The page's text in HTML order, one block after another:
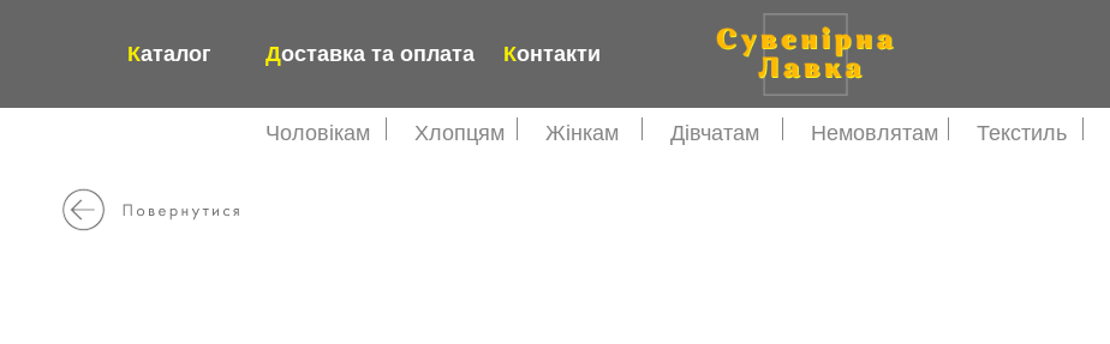
Каталог Доставка та оплата Контакти
Текстиль
Немовлятам
Дівчатам
Жінкам
Хлопцям
Чоловікам